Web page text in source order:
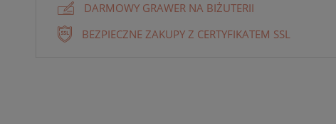
DARMOWY GRAWER NA BIŻUTERII
BEZPIECZNE ZAKUPY Z CERTYFIKATEM SSL